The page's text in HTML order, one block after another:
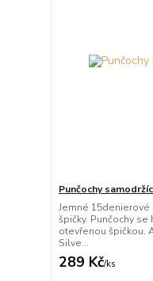
Punčochy
Jemné
špičky. Punčochy
otevřenou špičkou.
Silve...
289 Kč/ks